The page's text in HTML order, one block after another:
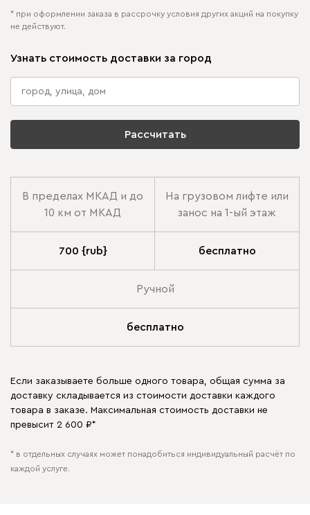
* при оформлении заказа в рассрочку условия других акций на покупку
не действуют.
Узнать стоимость доставки за город
Рассчитать
В пределах МКАД и до
10 км от МКАД
На грузовом лифте или
занос на 1-ый этаж
700 {rub} бесплатно
Ручной
бесплатно
Если заказываете больше одного товара, общая сумма за
доставку складывается из стоимости доставки каждого
товара в заказе. Максимальная стоимость доставки не
превысит 2 600 ₽*
* в отдельных случаях может понадобиться индивидуальный расчёт по
каждой услуге.